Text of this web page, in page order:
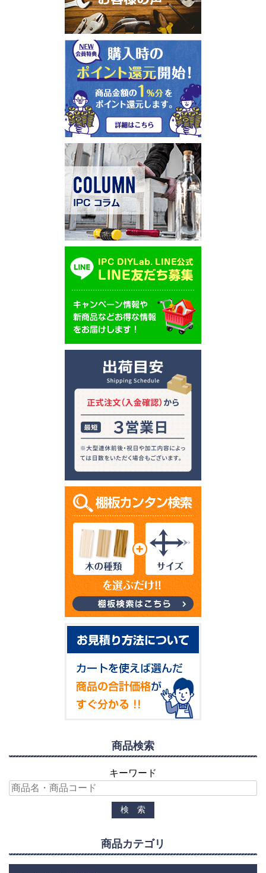
商品検索
キーワード
商品カテゴリ